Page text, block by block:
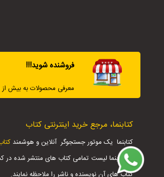
فروشنده شوید!!!
معرفی محصولات به بیش از 100 هزار کاربر سایت
کتابنما، مرجع خرید اینترنتی کتاب
کتابنما یک موتور جستجوگر آنلاین و هوشمند
در کتابنما لیست تمامی کتاب های منتشر شده در
کتاب های آن نویسنده و ناشر را ملاحظه نمایند.